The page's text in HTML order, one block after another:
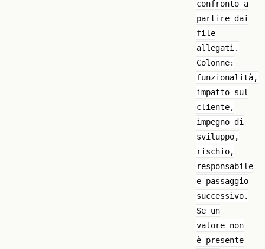
confronto a
partire dai
file
allegati.
Colonne:
funzionalità,
impatto sul
cliente,
impegno di
sviluppo,
rischio,
responsabile
e passaggio
successivo.
Se un
valore non
è presente